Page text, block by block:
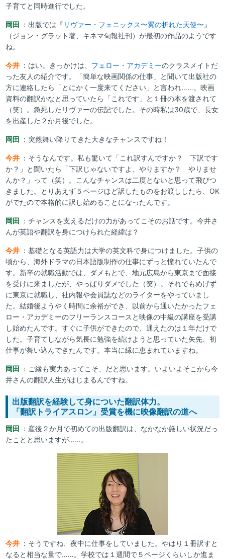
子育てと同時進行でした。
岡田 ：出版では『 リヴァー・フェニックス〜翼の折れた天使〜 』
（ジョン・グラット著、キネマ旬報社刊）が最初の作品のようです
ね。
今井 ：はい。きっかけは、 フェロー・アカデミーのクラスメイトだ
った友人の紹介です。「簡単な映画関係の仕事」と聞いて出版社の
方に連絡したら「とにかく一度来てください」と言われ……。映画
資料の翻訳かなと思っていたら「これです」と１冊の本を渡されて
（笑）。急死したリヴァーの伝記でした。その時私は30歳で、長女
を出産した２か月後でした。
岡田 ：突然舞い降りてきた大きなチャンスですね！
今井 ：そうなんです。私も驚いて「これ訳すんですか？ 下訳です
か？」と聞いたら「下訳じゃないですよ、やりますか？ やりませ
んか？」って（笑）。こんなチャンスは二度とないと思って飛びつ
きました。とりあえず５ページほど訳したものをお渡ししたら、OK
がでたので本格的に訳し始めることになったんです。
岡田 ：チャンスを支えるだけの力があってこそのお話です。今井さ
んが英語や翻訳を身につけられた経緯は？
今井 ：基礎となる英語力は大学の英文科で身につけました。子供の
頃から、海外ドラマの日本語版制作の仕事にずっと憧れていたんで
す。新卒の就職活動では、ダメもとで、地元広島から東京まで面接
を受けに来ましたが、やっぱりダメでした（笑）。それでもめげず
に東京に就職し、社内報や会員誌などのライターをやっていまし
た。結婚後ようやく時間に余裕ができ、以前から通いたかったフェ
ロー・アカデミーのフリーランスコースと映像の中級の講座を受講
し始めたんです。すぐに子供ができたので、通えたのは１年だけで
した。子育てしながら気長に勉強を続けようと思っていた矢先、初
仕事が舞い込んできたんです。本当に縁に恵まれていますね。
岡田 ：ご縁も実力あってこそ、だと思います。いよいよそこから今
井さんの翻訳人生がはじまるんですね。
出版翻訳を経験して身についた翻訳体力。
「翻訳トライアスロン」受賞を機に映像翻訳の道へ
岡田 ：産後２か月で初めての出版翻訳は、なかなか厳しい状況だっ
たことと思いますが……。
今井 ：そうですね、夜中に仕事をしていました。やはり１冊訳すと
なると相当な量で……。学校では１週間で５ページくらいしか進ま